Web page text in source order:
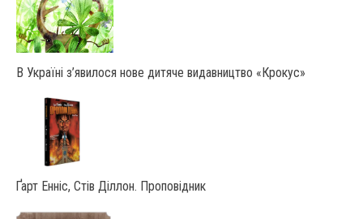
В Україні з’явилося нове дитяче видавництво «Крокус»
Ґарт Енніс, Стів Діллон. Проповідник